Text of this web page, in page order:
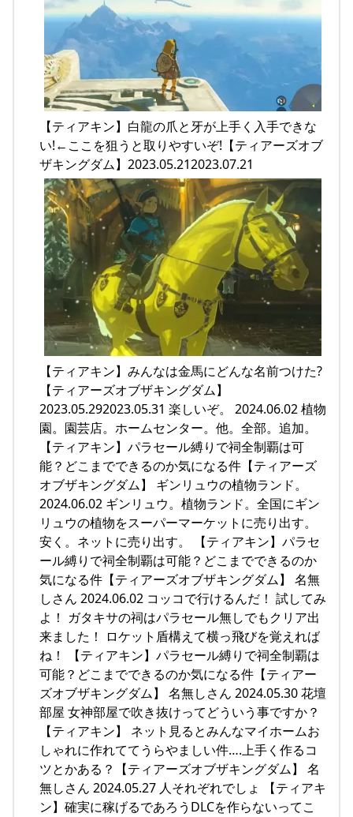
【ティアキン】白龍の爪と牙が上手く入手できな
い!←ここを狙うと取りやすいぞ!【ティアーズオブ
ザキングダム】2023.05.212023.07.21
【ティアキン】みんなは金馬にどんな名前つけた?
【ティアーズオブザキングダム】
2023.05.292023.05.31 楽しいぞ。 2024.06.02 植物
園。園芸店。ホームセンター。他。全部。追加。
【ティアキン】パラセール縛りで祠全制覇は可
能？どこまでできるのか気になる件【ティアーズ
オブザキングダム】 ギンリュウの植物ランド。
2024.06.02 ギンリュウ。植物ランド。全国にギン
リュウの植物をスーパーマーケットに売り出す。
安く。ネットに売り出す。 【ティアキン】パラセ
ール縛りで祠全制覇は可能？どこまでできるのか
気になる件【ティアーズオブザキングダム】 名無
しさん 2024.06.02 コッコで行けるんだ！ 試してみ
よ！ ガタキサの祠はパラセール無しでもクリア出
来ました！ ロケット盾構えて横っ飛びを覚えれば
ね！ 【ティアキン】パラセール縛りで祠全制覇は
可能？どこまでできるのか気になる件【ティアー
ズオブザキングダム】 名無しさん 2024.05.30 花壇
部屋 女神部屋で吹き抜けってどういう事ですか？
【ティアキン】 ネット見るとみんなマイホームお
しゃれに作れててうらやましい件….上手く作るコ
ツとかある？【ティアーズオブザキングダム】 名
無しさん 2024.05.27 人それぞれでしょ 【ティアキ
ン】確実に稼げるであろうDLCを作らないってこ